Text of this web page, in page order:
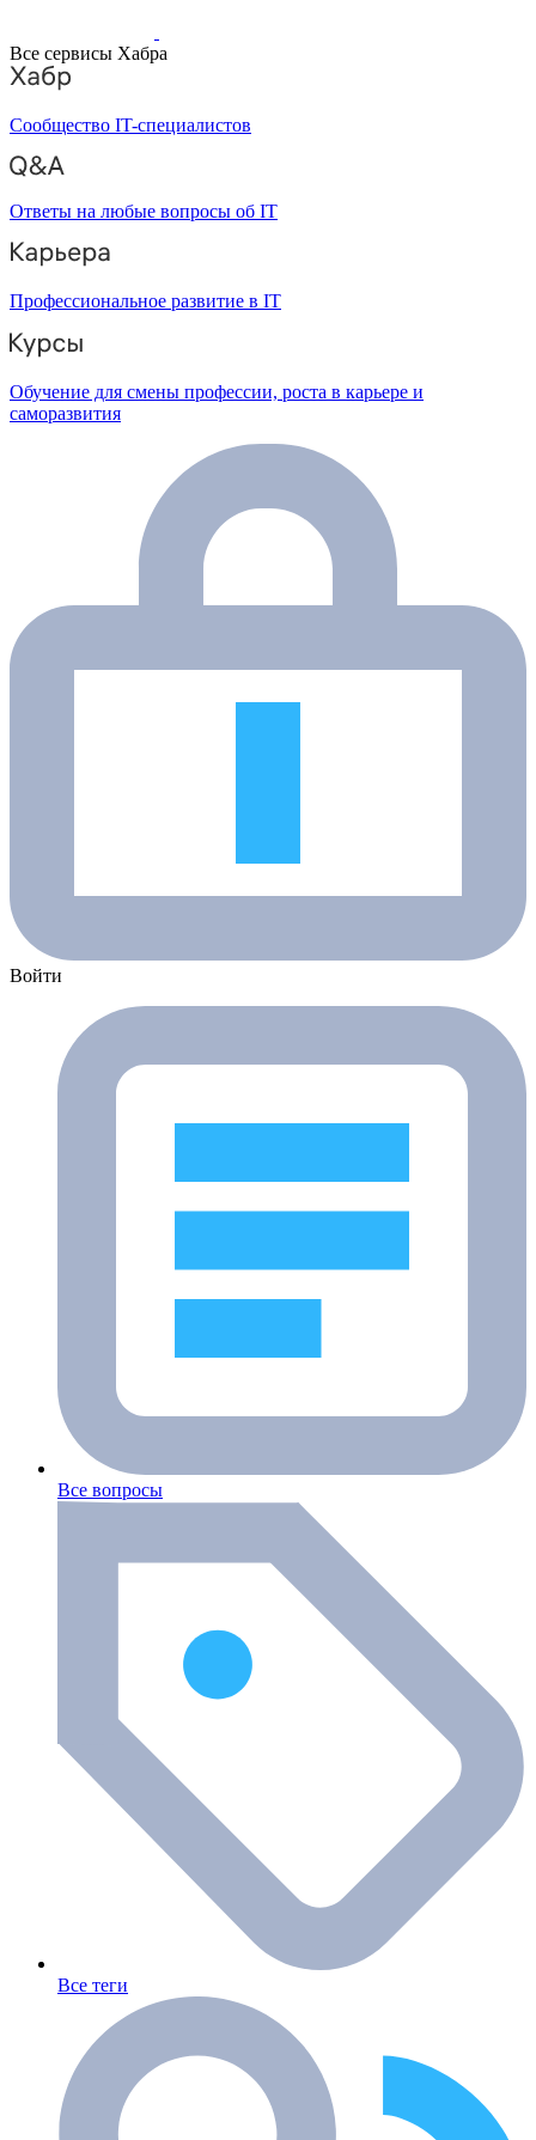
Все сервисы Хабра
Сообщество IT-специалистов
Ответы на любые вопросы об IT
Профессиональное развитие в IT
Обучение для смены профессии, роста в карьере и
саморазвития
Войти
Все вопросы
Все теги